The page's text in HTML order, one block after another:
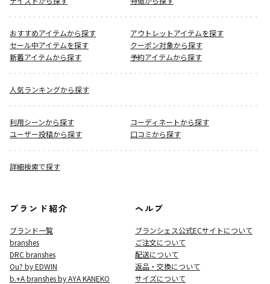
おすすめアイテムから探す
アウトレットアイテムを探す
セール中アイテムを探す
クーポン対象から探す
新着アイテムから探す
予約アイテムから探す
人気ランキングから探す
利用シーンから探す
コーディネートから探す
ユーザー投稿から探す
口コミから探す
詳細検索で探す
ブランド紹介
ブランド一覧
branshes
DRC branshes
Ou? by EDWIN
b.+A branshes by AYA KANEKO
ヘルプ
ブランシェス公式ECサイトについて
ご注文について
配送について
返品・交換について
サイズについて